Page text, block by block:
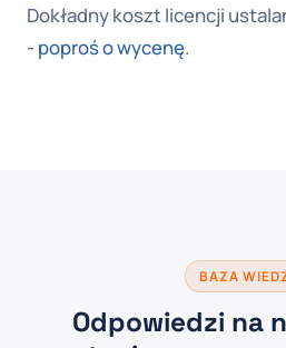
Dokładny koszt licencji
- poproś o wycenę.
BAZA
Odpowiedzi na